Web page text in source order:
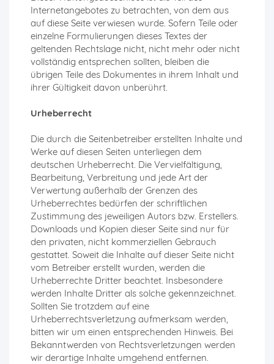
Internetangebotes zu betrachten, von dem aus
auf diese Seite verwiesen wurde. Sofern Teile oder
einzelne Formulierungen dieses Textes der
geltenden Rechtslage nicht, nicht mehr oder nicht
vollständig entsprechen sollten, bleiben die
übrigen Teile des Dokumentes in ihrem Inhalt und
ihrer Gültigkeit davon unberührt.
Urheberrecht
Die durch die Seitenbetreiber erstellten Inhalte und
Werke auf diesen Seiten unterliegen dem
deutschen Urheberrecht. Die Vervielfältigung,
Bearbeitung, Verbreitung und jede Art der
Verwertung außerhalb der Grenzen des
Urheberrechtes bedürfen der schriftlichen
Zustimmung des jeweiligen Autors bzw. Erstellers.
Downloads und Kopien dieser Seite sind nur für
den privaten, nicht kommerziellen Gebrauch
gestattet. Soweit die Inhalte auf dieser Seite nicht
vom Betreiber erstellt wurden, werden die
Urheberrechte Dritter beachtet. Insbesondere
werden Inhalte Dritter als solche gekennzeichnet.
Sollten Sie trotzdem auf eine
Urheberrechtsverletzung aufmerksam werden,
bitten wir um einen entsprechenden Hinweis. Bei
Bekanntwerden von Rechtsverletzungen werden
wir derartige Inhalte umgehend entfernen.